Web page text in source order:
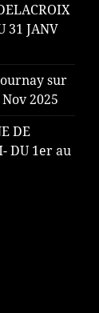
31 JANV
sur
2025
DE
DU 1er au